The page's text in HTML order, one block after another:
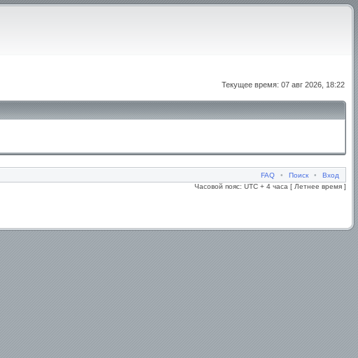
Текущее время: 07 авг 2026, 18:22
FAQ • Поиск •
Вход
Часовой пояс: UTC + 4 часа [ Летнее время ]